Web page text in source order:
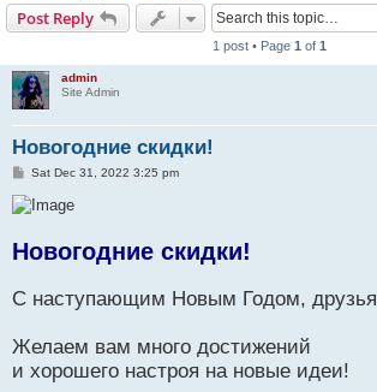
Post Reply
1 post • Page 1 of 1
admin
Site Admin
Новогодние скидки!
P
s
t
Sat Dec 31, 2022 3:25 pm
Новогодние скидки!
С наступающим Новым Годом,
Желаем вам много достижений
и хорошего настроя на новые идеи!